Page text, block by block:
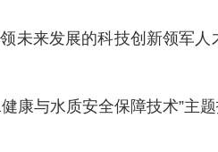
未来发展的科技创新领军人
康与水质安全保障技术”主题